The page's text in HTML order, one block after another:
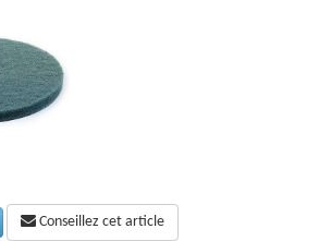
Conseillez cet article